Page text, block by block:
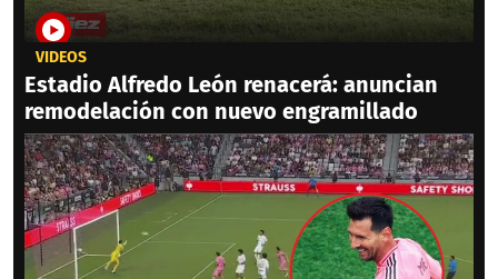
VIDEOS
Estadio Alfredo León renacerá: anuncian
remodelación con nuevo engramillado